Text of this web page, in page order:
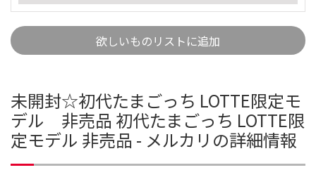
欲しいものリストに追加
未開封☆初代たまごっち LOTTE限定モ
デル 非売品 初代たまごっち LOTTE限
定モデル 非売品 - メルカリの詳細情報